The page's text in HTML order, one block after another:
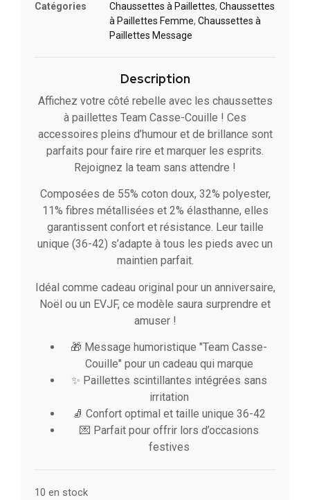
Catégories
Chaussettes à Paillette​s, Chaussettes
à Paillettes Femme, Chaussettes à
Paillettes Message​
Description
Affichez votre côté rebelle avec les chaussettes
à paillettes Team Casse-Couille ! Ces
accessoires pleins d’humour et de brillance sont
parfaits pour faire rire et marquer les esprits.
Rejoignez la team sans attendre !
Composées de 55% coton doux, 32% polyester,
11% fibres métallisées et 2% élasthanne, elles
garantissent confort et résistance. Leur taille
unique (36-42) s’adapte à tous les pieds avec un
maintien parfait.
Idéal comme cadeau original pour un anniversaire,
Noël ou un EVJF, ce modèle saura surprendre et
amuser !
🎁 Message humoristique "Team Casse-
Couille" pour un cadeau qui marque
✨ Paillettes scintillantes intégrées sans
irritation
🧦 Confort optimal et taille unique 36-42
💌 Parfait pour offrir lors d’occasions
festives
10 en stock